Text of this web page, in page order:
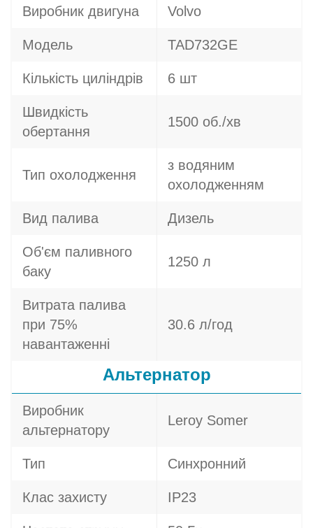
Виробник двигуна Volvo
Модель TAD732GE
Кількість циліндрів 6 шт
Швидкість
обертання
1500 об./хв
Тип охолодження
з водяним
охолодженням
Вид палива Дизель
Об'єм паливного
баку
1250 л
Витрата палива
при 75%
навантаженні
30.6 л/год
Альтернатор
Виробник
альтернатору
Leroy Somer
Тип Синхронний
Клас захисту IP23